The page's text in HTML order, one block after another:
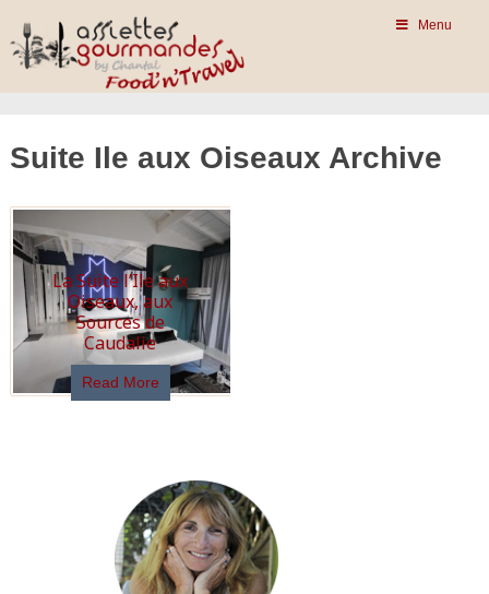
Menu
Suite Ile aux Oiseaux Archive
La Suite l’Ile aux
Oiseaux, aux
Sources de
Caudalie
Read More